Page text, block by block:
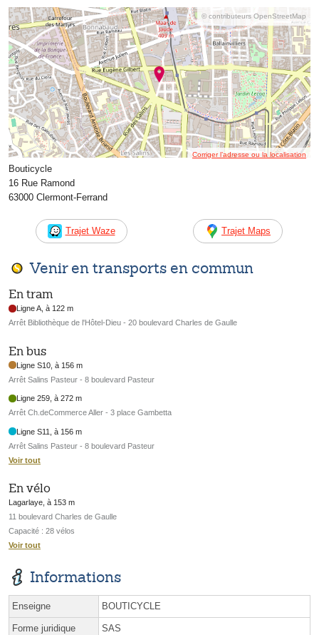
© contributeurs OpenStreetMap
Corriger l’adresse ou la localisation
Bouticycle
16 Rue Ramond
63000 Clermont-Ferrand
Trajet Waze Trajet Maps
Venir en transports en commun
En tram
Ligne A, à 122 m
Arrêt Bibliothèque de l'Hôtel-Dieu - 20 boulevard Charles de Gaulle
En bus
Ligne S10, à 156 m
Arrêt Salins Pasteur - 8 boulevard Pasteur
Ligne 259, à 272 m
Arrêt Ch.deCommerce Aller - 3 place Gambetta
Ligne S11, à 156 m
Arrêt Salins Pasteur - 8 boulevard Pasteur
Voir tout
En vélo
Lagarlaye, à 153 m
11 boulevard Charles de Gaulle
Capacité : 28 vélos
Voir tout
Informations
Enseigne BOUTICYCLE
Forme juridique SAS